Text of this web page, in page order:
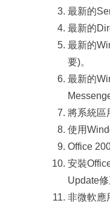
最新的
最新的
最新的
要)。
最新的
將系統區
使用
Office
安裝
Update修
非微軟應